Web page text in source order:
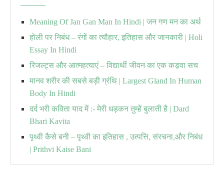
Meaning Of Jan Gan Man In Hindi | जन गण मन का अर्थ
होली पर निबंध – रंगों का त्यौहार, इतिहास और जानकारी | Holi
Essay In Hindi
रिजल्ट्स और आत्महत्याएं – विद्यार्थी जीवन का एक कड़वा सच
मानव शरीर की सबसे बड़ी ग्रंथि | Largest Gland In Human
Body In Hindi
दर्द भरी कविता याद में :- मेरी धड़कन तुम्हें बुलाती है | Dard
Bhari Kavita
पृथ्वी कैसे बनी – पृथ्वी का इतिहास , उत्पत्ति, संरचना,और निबंध
| Prithvi Kaise Bani